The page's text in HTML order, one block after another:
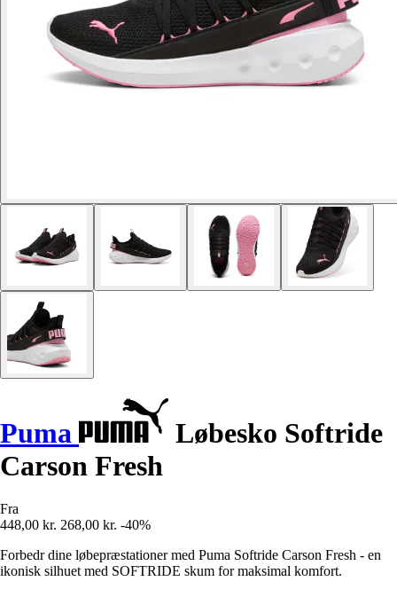
Puma
Løbesko Softride
Carson Fresh
Fra
448,00 kr. 268,00 kr. -40%
Forbedr dine løbepræstationer med Puma Softride Carson Fresh - en
ikonisk silhuet med SOFTRIDE skum for maksimal komfort.